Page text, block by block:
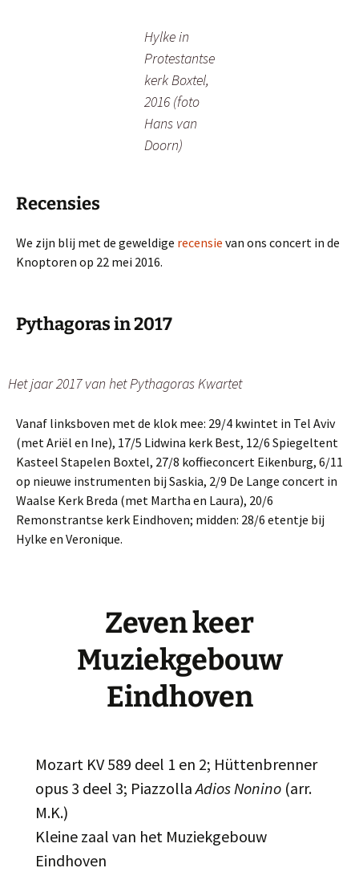
Hylke in
Protestantse
kerk Boxtel,
2016 (foto
Hans van
Doorn)
Recensies
We zijn blij met de geweldige recensie van ons concert in de
Knoptoren op 22 mei 2016.
Pythagoras in 2017
Het jaar 2017 van het Pythagoras Kwartet
Vanaf linksboven met de klok mee: 29/4 kwintet in Tel Aviv
(met Ariël en Ine), 17/5 Lidwina kerk Best, 12/6 Spiegeltent
Kasteel Stapelen Boxtel, 27/8 koffieconcert Eikenburg, 6/11
op nieuwe instrumenten bij Saskia, 2/9 De Lange concert in
Waalse Kerk Breda (met Martha en Laura), 20/6
Remonstrantse kerk Eindhoven; midden: 28/6 etentje bij
Hylke en Veronique.
Zeven keer
Muziekgebouw
Eindhoven
Mozart KV 589 deel 1 en 2; Hüttenbrenner
opus 3 deel 3; PiazzollaAdios Nonino (arr.
M.K.)
Kleine zaal van het Muziekgebouw
Eindhoven